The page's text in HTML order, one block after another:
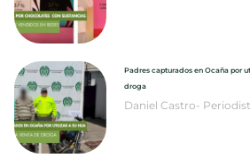
Padres capturados en Ocaña por
droga
Daniel Castro-